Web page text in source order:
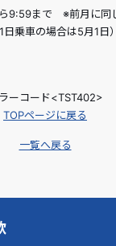
9:59まで ※前月に同
乗車の場合は5月1日）
ーコード<TST402>
TOPページに戻る
一覧へ戻る